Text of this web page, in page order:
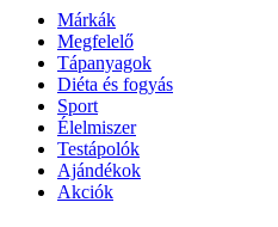
Márkák
Megfelelő
Tápanyagok
Diéta és fogyás
Sport
Élelmiszer
Testápolók
Ajándékok
Akciók